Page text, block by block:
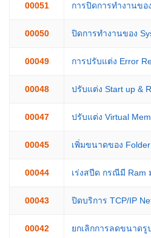
00051 การปิดการทำงานขอ
00050 ปิดการทำงานของ
00049 การปรับแต่ง Error
00048 ปรับแต่ง Start up &
00047 ปรับแต่ง Virtual
00045 เพิ่มขนาดของ
00044 เร่งสปีด กรณีมี Ram
00043 ปิดบริการ TCP/IP
00042 ยกเลิกการลดขนาด